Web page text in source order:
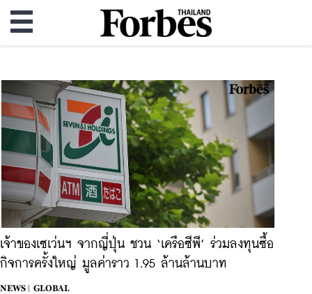
เจ้าของเซเว่นฯ จากญี่ปุ่น ชวน ‘เครือซีพี’ ร่วมลงทุนซื้อ
กิจการครั้งใหญ่ มูลค่าราว 1.95 ล้านล้านบาท
NEWS |
GLOBAL